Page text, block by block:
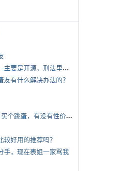
*
有啥搞钱的路子吗，开源节流都行，主要是开源，刑法里的咱不做
有什么解决办法的？
*
想请教有经验的蛋友，想给媳妇7夕买个跳蛋，有没有性价比高的推荐
好用的推荐吗？
手，现在表姐一家骂我